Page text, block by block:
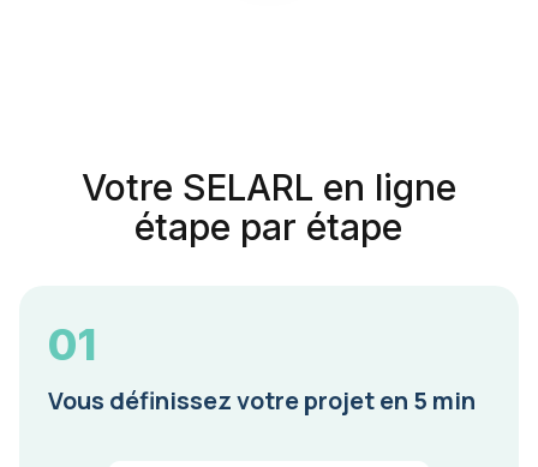
Votre SELARL en ligne
étape par étape
01
Vous définissez votre projet en 5 min